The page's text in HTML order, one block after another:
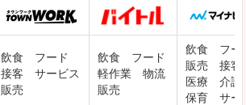
飲食 フード
接客 サービス
販売
飲食 フード
軽作業 物流
販売
飲食 フー
販売 接客
医療 介護
保育 サー